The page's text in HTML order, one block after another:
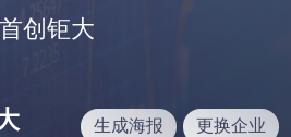
首创钜大
生成海报 更换企业